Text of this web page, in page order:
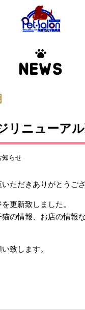
NEWS
リニューア
知らせ
ただきありがとうござ
更新致しました。
の情報、お店の情報
致します。